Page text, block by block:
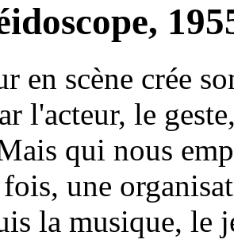
en scène crée
l'acteur, le
qui nous
une
la musique, le